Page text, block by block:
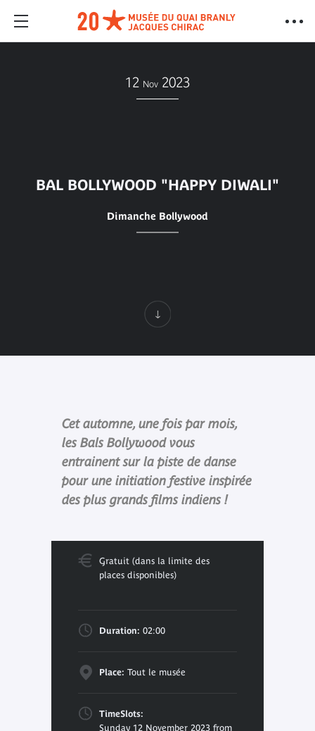
12 Nov 2023
BAL BOLLYWOOD "HAPPY DIWALI"
Dimanche Bollywood
Cet automne, une fois par mois,
les Bals Bollywood vous
entrainent sur la piste de danse
pour une initiation festive inspirée
des plus grands films indiens !
Gratuit (dans la limite des
places disponibles)
Duration: 02:00
Place: Tout le musée
TimeSlots:
Sunday 12 November 2023 from